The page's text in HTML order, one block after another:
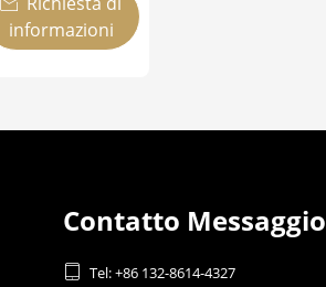
informazioni
Contatto Messaggio
 Tel: +86 132-8614-4327